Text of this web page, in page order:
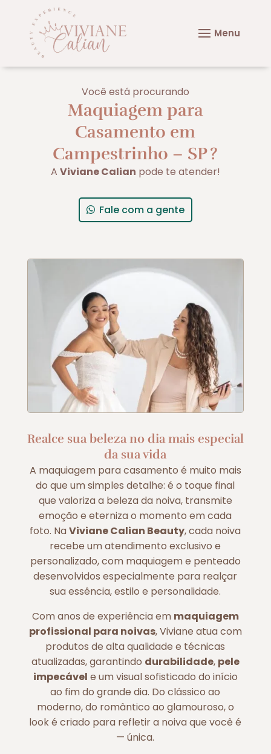
Você está procurando
Maquiagem para
Casamento em
Campestrinho – SP?
A Viviane Calian pode te atender!
Fale com a gente
Realce sua beleza no dia mais especial
da sua vida
A maquiagem para casamento é muito mais
do que um simples detalhe: é o toque final
que valoriza a beleza da noiva, transmite
emoção e eterniza o momento em cada
foto. NaViviane Calian Beauty, cada noiva
recebe um atendimento exclusivo e
personalizado, com maquiagem e penteado
desenvolvidos especialmente para realçar
sua essência, estilo e personalidade.
Com anos de experiência em maquiagem
profissional para noivas, Viviane atua com
produtos de alta qualidade e técnicas
atualizadas, garantindo durabilidade, pele
impecável e um visual sofisticado do início
ao fim do grande dia. Do clássico ao
moderno, do romântico ao glamouroso, o
look é criado para refletir a noiva que você é
— única.